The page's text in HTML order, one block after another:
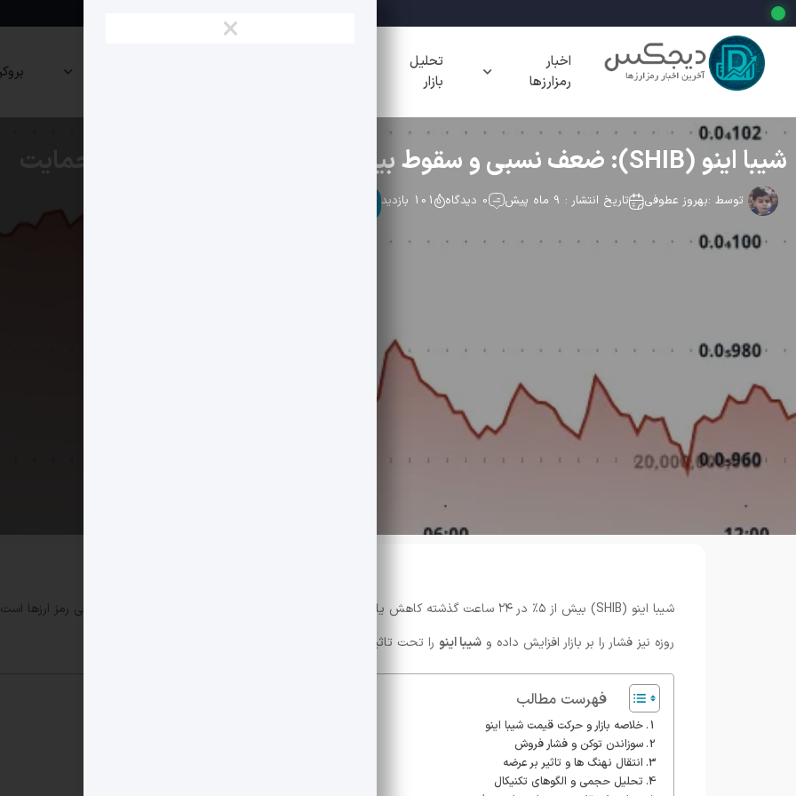
اخبار
رمزارزها
تحلیل
بازار
×
شیبا اینو (SHIB): ضعف نسبی و سقوط بیش از 5% — تحلیل و سطوح حمایت
توسط :بهروز عطوفی تاریخ انتشار : 9 ماه پیش 0 دیدگاه 101 بازدید
روزه نیز فشار را بر بازار افزایش داده و شیبا اینو را تحت تاثیر قرار داده است.
فهرست مطالب
خلاصه بازار و حرکت قیمت شیبا اینو
سوزاندن توکن و فشار فروش
انتقال نهنگ ها و تاثیر بر عرضه
تحلیل حجمی و الگوهای تکنیکال